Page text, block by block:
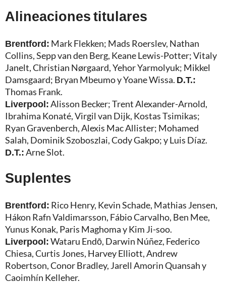
Alineaciones titulares
Brentford: Mark Flekken; Mads Roerslev, Nathan
Collins, Sepp van den Berg, Keane Lewis-Potter; Vitaly
Janelt, Christian Nørgaard, Yehor Yarmolyuk; Mikkel
Damsgaard; Bryan Mbeumo y Yoane Wissa. D.T.:
Thomas Frank.
Liverpool:Alisson Becker; Trent Alexander-Arnold,
Ibrahima Konaté, Virgil van Dijk, Kostas Tsimikas;
Ryan Gravenberch, Alexis Mac Allister; Mohamed
Salah, Dominik Szoboszlai, Cody Gakpo; y Luis Díaz.
D.T.:Arne Slot.
Suplentes
Brentford: Rico Henry, Kevin Schade, Mathias Jensen,
Hákon Rafn Valdimarsson, Fábio Carvalho, Ben Mee,
Yunus Konak, Paris Maghoma y Kim Ji-soo.
Liverpool:Wataru Endō, Darwin Núñez, Federico
Chiesa, Curtis Jones, Harvey Elliott, Andrew
Robertson, Conor Bradley, Jarell Amorin Quansah y
Caoimhín Kelleher.